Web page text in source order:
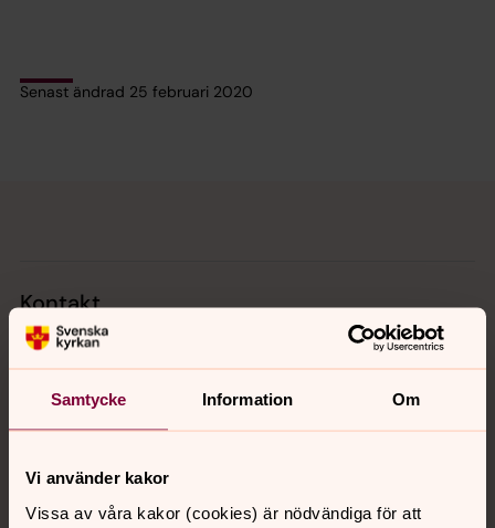
Samtycke Information Om
Vi använder kakor
Vissa av våra kakor (cookies) är nödvändiga för att
Senast ändrad 25 februari 2020
Kontakt
Hitta snabbt